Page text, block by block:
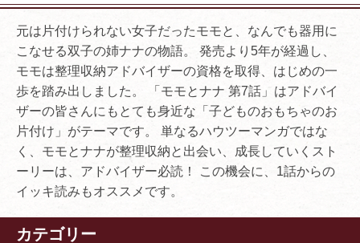
元は片付けられない女子だったモモと、なんでも器用に
こなせる双子の姉ナナの物語。 発売より5年が経過し、
モモは整理収納アドバイザーの資格を取得、はじめの一
歩を踏み出しました。 「モモとナナ 第7話」はアドバイ
ザーの皆さんにもとても身近な「子どものおもちゃのお
片付け」がテーマです。 単なるハウツーマンガではな
く、モモとナナが整理収納と出会い、成長していくスト
ーリーは、アドバイザー必読！ この機会に、1話からの
イッキ読みもオススメです。
カテゴリー